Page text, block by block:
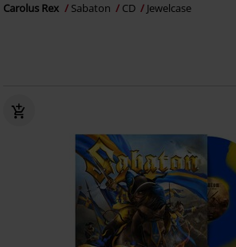
Carolus Rex Sabaton CD Jewelcase